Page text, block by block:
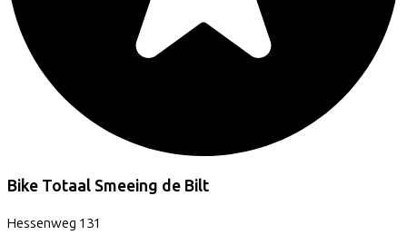
Bike Totaal Smeeing de Bilt
Hessenweg 131